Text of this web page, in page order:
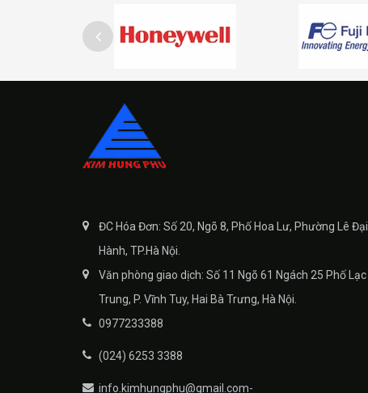
ĐC Hóa Đơn: Số 20, Ngõ 8, Phố Hoa Lư, Phường Lê Đại
Hành, TP.Hà Nội.
Văn phòng giao dịch: Số 11 Ngõ 61 Ngách 25 Phố Lạc
Trung, P. Vĩnh Tuy, Hai Bà Trưng, Hà Nội.
0977233388
(024) 6253 3388
info.kimhungphu@gmail.com-